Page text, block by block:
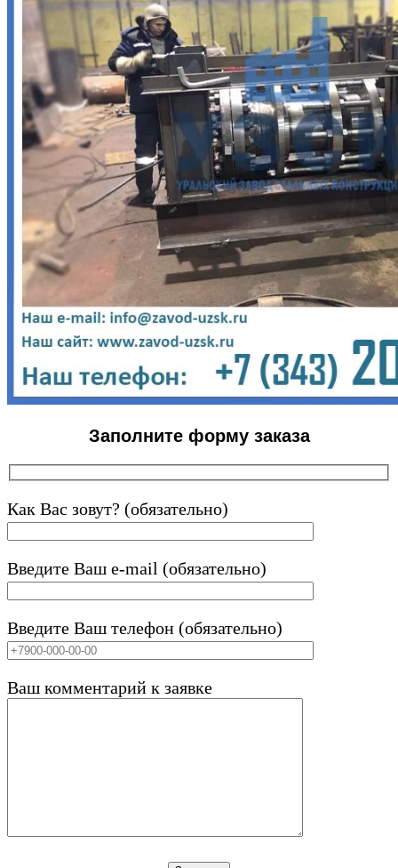
Заполните форму заказа
Как Вас зовут? (обязательно)
Введите Ваш e-mail (обязательно)
Введите Ваш телефон (обязательно)
Ваш комментарий к заявке